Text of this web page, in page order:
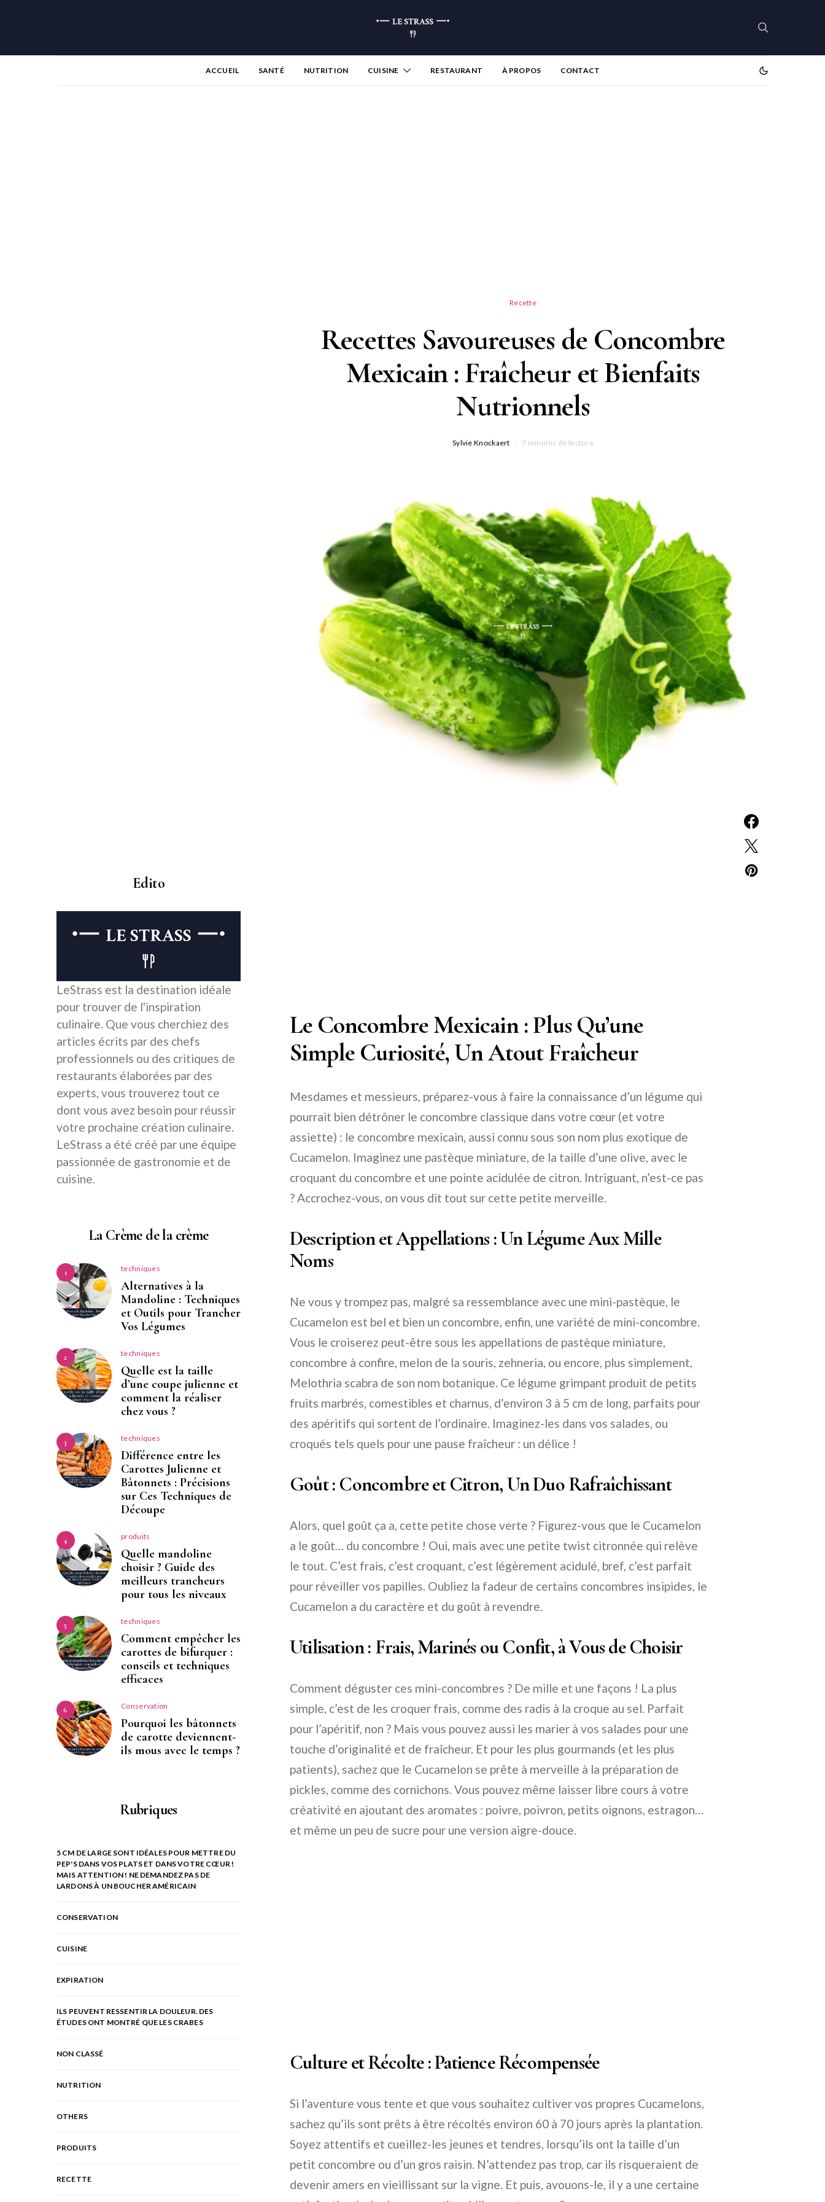
ACCUEIL SANTÉ NUTRITION CUISINE RESTAURANT À PROPOS CONTACT
Recette
Recettes Savoureuses de Concombre
Mexicain : Fraîcheur et Bienfaits
Nutrionnels
Sylvie Knockaert 7 minutes de lecture
Le Concombre Mexicain : Plus Qu’une
Simple Curiosité, Un Atout Fraîcheur
Mesdames et messieurs, préparez-vous à faire la connaissance d’un légume qui
pourrait bien détrôner le concombre classique dans votre cœur (et votre
assiette) : le concombre mexicain, aussi connu sous son nom plus exotique de
Cucamelon. Imaginez une pastèque miniature, de la taille d’une olive, avec le
croquant du concombre et une pointe acidulée de citron. Intriguant, n’est-ce pas
? Accrochez-vous, on vous dit tout sur cette petite merveille.
Description et Appellations : Un Légume Aux Mille
Noms
Ne vous y trompez pas, malgré sa ressemblance avec une mini-pastèque, le
Cucamelon est bel et bien un concombre, enfin, une variété de mini-concombre.
Vous le croiserez peut-être sous les appellations de pastèque miniature,
concombre à confire, melon de la souris, zehneria, ou encore, plus simplement,
Melothria scabra de son nom botanique. Ce légume grimpant produit de petits
fruits marbrés, comestibles et charnus, d’environ 3 à 5 cm de long, parfaits pour
des apéritifs qui sortent de l’ordinaire. Imaginez-les dans vos salades, ou
croqués tels quels pour une pause fraîcheur : un délice !
Goût : Concombre et Citron, Un Duo Rafraîchissant
Alors, quel goût ça a, cette petite chose verte ? Figurez-vous que le Cucamelon
a le goût… du concombre ! Oui, mais avec une petite twist citronnée qui relève
le tout. C’est frais, c’est croquant, c’est légèrement acidulé, bref, c’est parfait
pour réveiller vos papilles. Oubliez la fadeur de certains concombres insipides, le
Cucamelon a du caractère et du goût à revendre.
Utilisation : Frais, Marinés ou Confit, à Vous de Choisir
Comment déguster ces mini-concombres ? De mille et une façons ! La plus
simple, c’est de les croquer frais, comme des radis à la croque au sel. Parfait
pour l’apéritif, non ? Mais vous pouvez aussi les marier à vos salades pour une
touche d’originalité et de fraîcheur. Et pour les plus gourmands (et les plus
patients), sachez que le Cucamelon se prête à merveille à la préparation de
pickles, comme des cornichons. Vous pouvez même laisser libre cours à votre
créativité en ajoutant des aromates : poivre, poivron, petits oignons, estragon…
et même un peu de sucre pour une version aigre-douce.
Culture et Récolte : Patience Récompensée
Si l’aventure vous tente et que vous souhaitez cultiver vos propres Cucamelons,
sachez qu’ils sont prêts à être récoltés environ 60 à 70 jours après la plantation.
Soyez attentifs et cueillez-les jeunes et tendres, lorsqu’ils ont la taille d’un
petit concombre ou d’un gros raisin. N’attendez pas trop, car ils risqueraient de
devenir amers en vieillissant sur la vigne. Et puis, avouons-le, il y a une certaine
Edito
LeStrass est la destination idéale
pour trouver de l'inspiration
culinaire. Que vous cherchiez des
articles écrits par des chefs
professionnels ou des critiques de
restaurants élaborées par des
experts, vous trouverez tout ce
dont vous avez besoin pour réussir
votre prochaine création culinaire.
LeStrass a été créé par une équipe
passionnée de gastronomie et de
cuisine.
La Crème de la crème
1 techniques
Alternatives à la
Mandoline : Techniques
et Outils pour Trancher
Vos Légumes
2 techniques
Quelle est la taille
d’une coupe julienne et
comment la réaliser
chez vous ?
3 techniques
Différence entre les
Carottes Julienne et
Bâtonnets : Précisions
sur Ces Techniques de
Découpe
4 produits
Quelle mandoline
choisir ? Guide des
meilleurs trancheurs
pour tous les niveaux
5 techniques
Comment empêcher les
carottes de bifurquer :
conseils et techniques
efficaces
6 Conservation
Pourquoi les bâtonnets
de carotte deviennent-
ils mous avec le temps ?
Rubriques
5 CM DE LARGE SONT IDÉALES POUR METTRE DU
PEP'S DANS VOS PLATS ET DANS VOTRE CŒUR !
MAIS ATTENTION ! NE DEMANDEZ PAS DE
LARDONS À UN BOUCHER AMÉRICAIN
CONSERVATION
CUISINE
EXPIRATION
ILS PEUVENT RESSENTIR LA DOULEUR. DES
ÉTUDES ONT MONTRÉ QUE LES CRABES
NON CLASSÉ
NUTRITION
OTHERS
PRODUITS
RECETTE